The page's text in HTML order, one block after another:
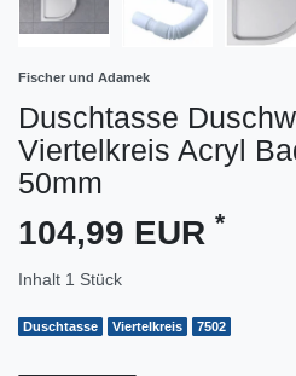
Fischer und Adamek
Duschtasse
Viertelkreis Acryl
50mm
104,99 EUR *
Inhalt 1 Stück
Duschtasse Viertelkreis 7502